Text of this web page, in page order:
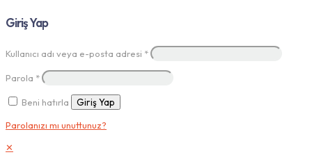
Giriş Yap
Kullanıcı adı veya e-posta adresi *
Parola *
Beni hatırla Giriş Yap
Parolanızı mı unuttunuz?
✕